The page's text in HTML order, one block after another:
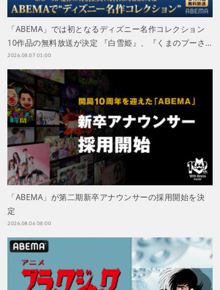
「ABEMA」では初となるディズニー名作コレクション
10作品の無料放送が決定 『白雪姫』、『くまのプーさ…
2026.08.07 01:00
「ABEMA」が第二期新卒アナウンサーの採用開始を決
定
2026.08.06 08:00